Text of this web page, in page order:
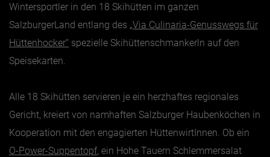
Wintersportler in den 18 Skihütten im ganzen
SalzburgerLand entlang des „Via Culinaria-Genusswegs für
Hüttenhocker“ spezielle Skihüttenschmankerln auf den
Speisekarten.
Alle 18 Skihütten servieren je ein herzhaftes regionales
Gericht, kreiert von namhaften Salzburger Haubenköchen in
Kooperation mit den engagierten HüttenwirtInnen. Ob ein
O-Power-Suppentopf, ein Hohe Tauern Schlemmersalat